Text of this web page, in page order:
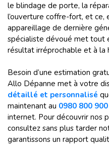
le blindage de porte, la
l’ouverture coffre-fort, et ce,
appareillage de dernière
spécialiste dévoué met tout
résultat irréprochable et à la
Besoin d’une estimation
Allo Dépanne met à votre
détaillé et personnalisé
maintenant au 0980 800 900
internet. Pour découvrir nos
consultez sans plus tarder
garantissons un rapport